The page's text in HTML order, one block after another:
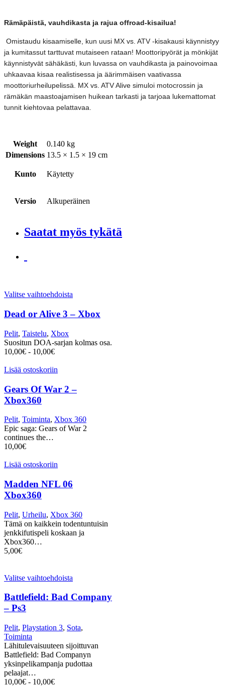
Rämäpäistä, vauhdikasta ja rajua offroad-kisailua!
Omistaudu kisaamiselle, kun uusi MX vs. ATV -kisakausi käynnistyy
ja kumitassut tarttuvat mutaiseen rataan! Moottoripyörät ja mönkijät
käynnistyvät sähäkästi, kun luvassa on vauhdikasta ja painovoimaa
uhkaavaa kisaa realistisessa ja äärimmäisen vaativassa
moottoriurheilupelissä. MX vs. ATV Alive simuloi motocrossin ja
rämäkän maastoajamisen huikean tarkasti ja tarjoaa lukemattomat
tunnit kiehtovaa pelattavaa.
Weight
0.140 kg
Dimensions 13.5 × 1.5 × 19 cm
Kunto Käytetty
Versio Alkuperäinen
Saatat myös tykätä
Valitse vaihtoehdoista
Dead or Alive 3 – Xbox
Pelit, Taistelu, Xbox
Suositun DOA-sarjan kolmas osa.
10,00€ - 10,00€
Lisää ostoskoriin
Gears Of War 2 –
Xbox360
Pelit, Toiminta, Xbox 360
Epic saga: Gears of War 2
continues the…
10,00€
Lisää ostoskoriin
Madden NFL 06
Xbox360
Pelit, Urheilu, Xbox 360
Tämä on kaikkein todentuntuisin
jenkkifutispeli koskaan ja
Xbox360…
5,00€
Valitse vaihtoehdoista
Battlefield: Bad Company
– Ps3
Pelit, Playstation 3, Sota,
Toiminta
Lähitulevaisuuteen sijoittuvan
Battlefield: Bad Companyn
yksinpelikampanja pudottaa
pelaajat…
10,00€ - 10,00€